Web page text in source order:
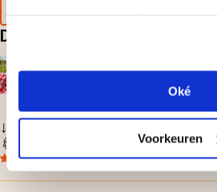
Oké
Voorkeuren
Deze doen? Leuk cadeau hoor
voor 2 personen
8,7uit1.688 beoordelingen